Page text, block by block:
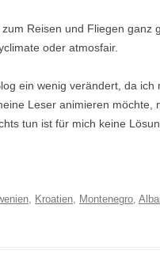
Reisen und Fliegen ganz
oder atmosfair.
ein wenig verändert, da
Leser animieren möchte,
tun ist für mich keine
, Kroatien, Montenegro,